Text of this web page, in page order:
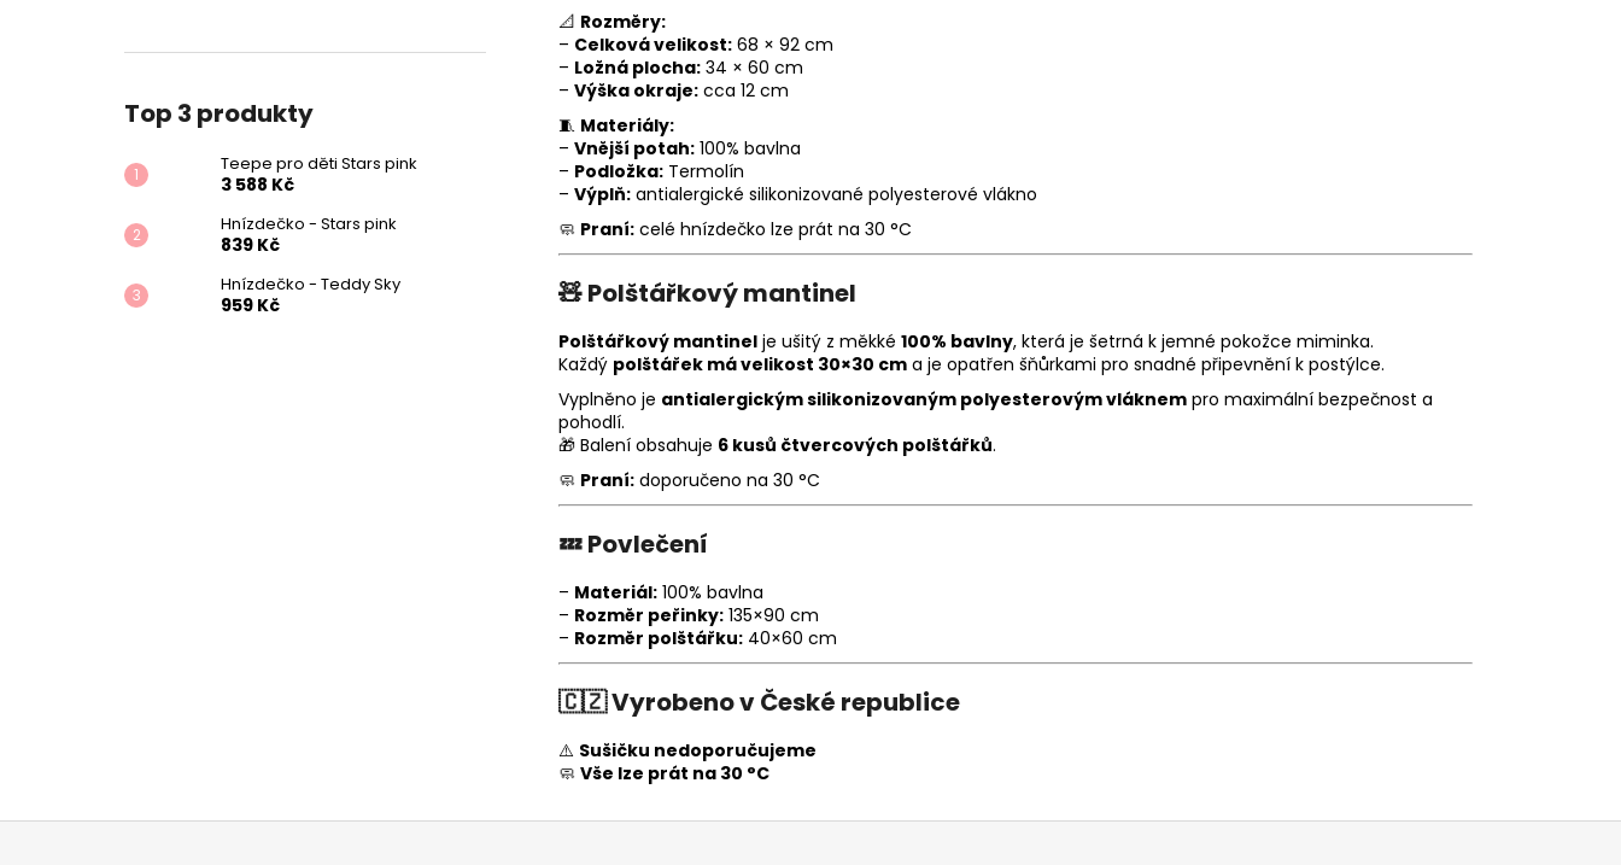
Top 3 produkty
Teepe pro děti Stars pink
3 588 Kč
Hnízdečko - Stars pink
839 Kč
Hnízdečko - Teddy Sky
959 Kč
📐 Rozměry:
– Celková velikost: 68 × 92 cm
– Ložná plocha: 34 × 60 cm
– Výška okraje: cca 12 cm
🧵 Materiály:
– Vnější potah: 100% bavlna
– Podložka: Termolín
– Výplň: antialergické silikonizované polyesterové vlákno
🧼 Praní: celé hnízdečko lze prát na 30 °C
🧸Polštářkový mantinel
Polštářkový mantinel je ušitý z měkké 100% bavlny, která je šetrná k jemné pokožce miminka.
Každý polštářek má velikost 30×30 cm a je opatřen šňůrkami pro snadné připevnění k postýlce.
Vyplněno je antialergickým silikonizovaným polyesterovým vláknem pro maximální bezpečnost a
pohodlí.
🎁 Balení obsahuje 6 kusů čtvercových polštářků.
🧼 Praní: doporučeno na 30 °C
💤Povlečení
– Materiál: 100% bavlna
– Rozměr peřinky: 135×90 cm
– Rozměr polštářku: 40×60 cm
🇨🇿Vyrobeno v České republice
⚠️ Sušičku nedoporučujeme
🧼 Vše lze prát na 30 °C
Z